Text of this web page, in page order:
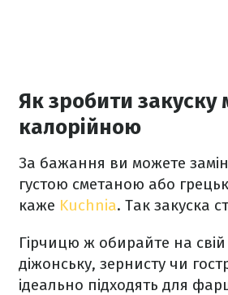
Як зробити
калорійною
За бажання ви можете
густою сметаною або
каже Kuchnia. Так закуска
Гірчицю ж обирайте на
діжонську, зернисту чи
ідеально підходять для